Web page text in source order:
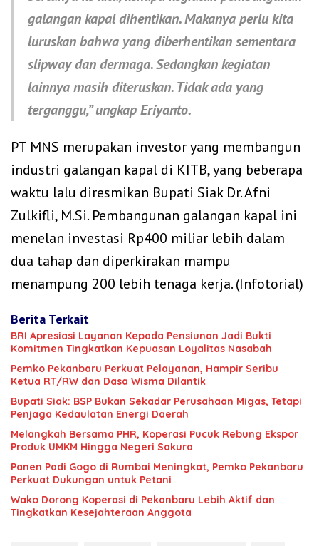
galangan kapal dihentikan. Makanya perlu kita
luruskan bahwa yang diberhentikan sementara
slipway dan dermaga. Sedangkan kegiatan
lainnya masih diteruskan. Tidak ada yang
terganggu,” ungkap Eriyanto.
PT MNS merupakan investor yang membangun
industri galangan kapal di KITB, yang beberapa
waktu lalu diresmikan Bupati Siak Dr. Afni
Zulkifli, M.Si. Pembangunan galangan kapal ini
menelan investasi Rp400 miliar lebih dalam
dua tahap dan diperkirakan mampu
menampung 200 lebih tenaga kerja. (Infotorial)
Berita Terkait
BRI Apresiasi Layanan Kepada Pensiunan Jadi Bukti
Komitmen Tingkatkan Kepuasan Loyalitas Nasabah
Pemko Pekanbaru Perkuat Pelayanan, Hampir Seribu
Ketua RT/RW dan Dasa Wisma Dilantik
Bupati Siak: BSP Bukan Sekadar Perusahaan Migas, Tetapi
Penjaga Kedaulatan Energi Daerah
Melangkah Bersama PHR, Koperasi Pucuk Rebung Ekspor
Produk UMKM Hingga Negeri Sakura
Panen Padi Gogo di Rumbai Meningkat, Pemko Pekanbaru
Perkuat Dukungan untuk Petani
Wako Dorong Koperasi di Pekanbaru Lebih Aktif dan
Tingkatkan Kesejahteraan Anggota